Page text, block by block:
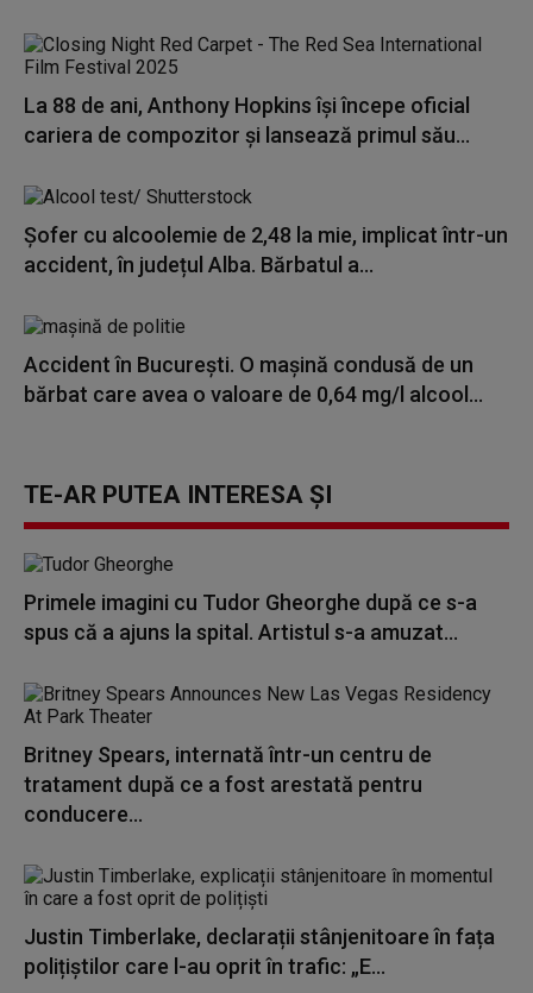
La 88 de ani, Anthony Hopkins își începe oficial
cariera de compozitor și lansează primul său...
Șofer cu alcoolemie de 2,48 la mie, implicat într-un
accident, în județul Alba. Bărbatul a...
Accident în Bucureşti. O maşină condusă de un
bărbat care avea o valoare de 0,64 mg/l alcool...
TE-AR PUTEA INTERESA ȘI
Primele imagini cu Tudor Gheorghe după ce s-a
spus că a ajuns la spital. Artistul s-a amuzat...
Britney Spears, internată într-un centru de
tratament după ce a fost arestată pentru
conducere...
Justin Timberlake, declarații stânjenitoare în fața
polițiștilor care l-au oprit în trafic: „E...